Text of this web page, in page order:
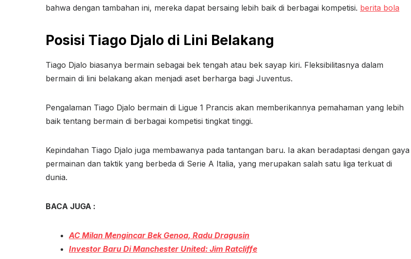
bahwa dengan tambahan ini, mereka dapat bersaing lebih baik di berbagai kompetisi. berita bola
Posisi Tiago Djalo di Lini Belakang
Tiago Djalo biasanya bermain sebagai bek tengah atau bek sayap kiri. Fleksibilitasnya dalam
bermain di lini belakang akan menjadi aset berharga bagi Juventus.
Pengalaman Tiago Djalo bermain di Ligue 1 Prancis akan memberikannya pemahaman yang lebih
baik tentang bermain di berbagai kompetisi tingkat tinggi.
Kepindahan Tiago Djalo juga membawanya pada tantangan baru. Ia akan beradaptasi dengan gaya
permainan dan taktik yang berbeda di Serie A Italia, yang merupakan salah satu liga terkuat di
dunia.
BACA JUGA :
AC Milan Mengincar Bek Genoa, Radu Dragusin
Investor Baru Di Manchester United: Jim Ratcliffe